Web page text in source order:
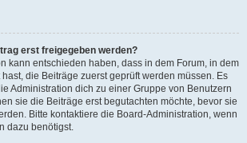
erst freigegeben werden?
kann entschieden haben, dass in dem Forum, in dem
die Beiträge zuerst geprüft werden müssen. Es
Administration dich zu einer Gruppe von Benutzern
sie die Beiträge erst begutachten möchte, bevor sie
Bitte kontaktiere die Board-Administration, wenn
dazu benötigst.